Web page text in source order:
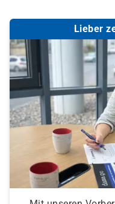
Lieber